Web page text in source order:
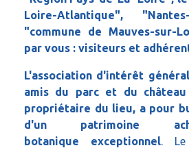
Loire-Atlantique",
"commune de Mauves-sur-
par vous : visiteurs et
L'association d'intérêt
amis du parc et du
propriétaire du lieu, a pour
d'un patrimoine
botanique exceptionnel .